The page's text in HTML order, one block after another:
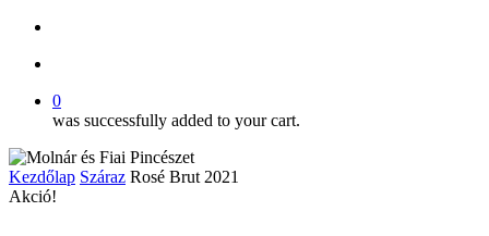
0
was successfully added to your cart.
Kezdőlap Száraz Rosé Brut 2021
Akció!